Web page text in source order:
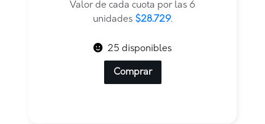
Valor de cada cuota por las 6
unidades $28.729.
25 disponibles
Comprar